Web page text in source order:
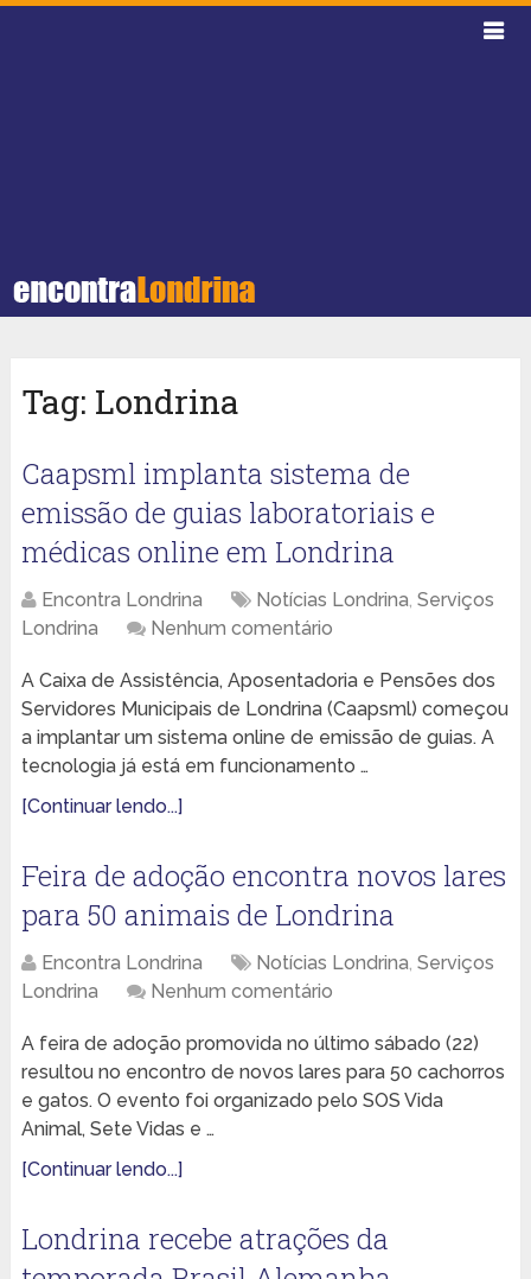
Tag: Londrina
Caapsml implanta sistema de
emissão de guias laboratoriais e
médicas online em Londrina
Encontra Londrina Notícias Londrina, Serviços
Londrina
Nenhum comentário
A Caixa de Assistência, Aposentadoria e Pensões dos
Servidores Municipais de Londrina (Caapsml) começou
a implantar um sistema online de emissão de guias. A
tecnologia já está em funcionamento …
[Continuar lendo...]
Feira de adoção encontra novos lares
para 50 animais de Londrina
Encontra Londrina Notícias Londrina, Serviços
Londrina
Nenhum comentário
A feira de adoção promovida no último sábado (22)
resultou no encontro de novos lares para 50 cachorros
e gatos. O evento foi organizado pelo SOS Vida
Animal, Sete Vidas e …
[Continuar lendo...]
Londrina recebe atrações da